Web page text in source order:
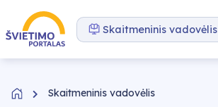
Pereiti prie turinio
Skaitmeninis vadovėlis
Skaitmeninis vadovėlis